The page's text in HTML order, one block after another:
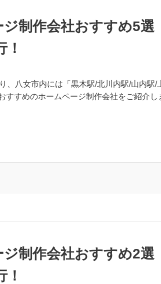
制作会社おすすめ5選
、八女市内には「黒木駅/北川内駅/山内駅/
すすめのホームページ制作会社をご紹介
制作会社おすすめ2選